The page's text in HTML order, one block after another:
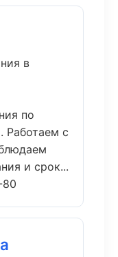
в
по
Работаем с
и срок...